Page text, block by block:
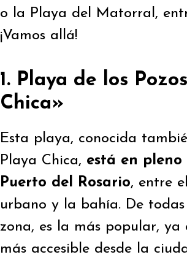
o la Playa del Matorral,
¡Vamos allá!
1. Playa de los
Chica»
Esta playa, conocida
Playa Chica, está en pleno
Puerto del Rosario, entre
urbano y la bahía. De
zona, es la más popular, ya
más accesible desde la